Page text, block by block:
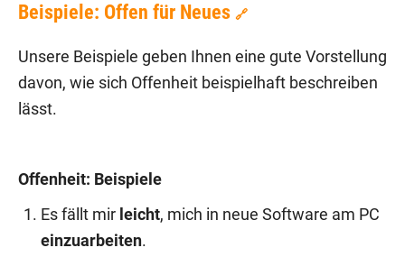
Beispiele: Offen für Neues 🔗
Unsere Beispiele geben Ihnen eine gute Vorstellung
davon, wie sich Offenheit beispielhaft beschreiben
lässt.
Offenheit: Beispiele
Es fällt mir leicht, mich in neue Software am PC
einzuarbeiten.